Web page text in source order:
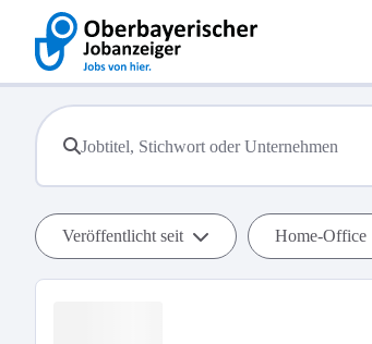
Veröffentlicht seit Home-Office